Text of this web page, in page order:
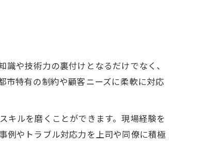
や技術力の裏付けとなるだけでなく、
市特有の制約や顧客ニーズに柔軟に対応
キルを磨くことができます。現場経験を
例やトラブル対応力を上司や同僚に積極